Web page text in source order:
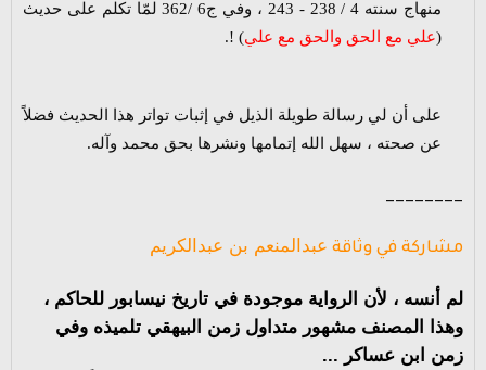
منهاج سنته 4 / 238 - 243 ، وفي ج6 /362 لمّا تكلم على حديث
(علي مع الحق والحق مع علي) !.
على أن لي رسالة طويلة الذيل في إثبات تواتر هذا الحديث فضلاً
عن صحته ، سهل الله إتمامها ونشرها بحق محمد وآله.
________
مشاركة في وثاقة عبدالمنعم بن عبدالكريم
لم أنسه ، لأن الرواية موجودة في تاريخ نيسابور للحاكم ،
وهذا المصنف مشهور متداول زمن البيهقي تلميذه وفي
زمن ابن عساكر ...